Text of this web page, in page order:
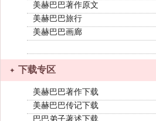
美赫巴巴著作原文
美赫巴巴旅行
美赫巴巴画廊
下载专区
美赫巴巴著作下载
美赫巴巴传记下载
巴巴弟子著述下载